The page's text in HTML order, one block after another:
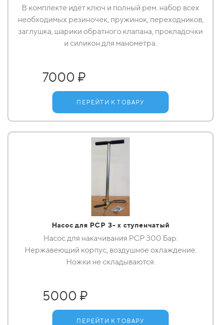
В комплекте идёт ключ и полный рем. набор всех
необходимых резиночек, пружинок, переходников,
заглушка, шарики обратного клапана, прокладочки
и силикон для манометра.
7000 ₽
ПЕРЕЙТИ К ТОВАРУ
Насос для РСР 3- х ступенчатый
Насос для накачивания РСР 300 Бар.
Нержавеющий корпус, воздушное охлаждение.
Ножки не складываются.
5000 ₽
ПЕРЕЙТИ К ТОВАРУ